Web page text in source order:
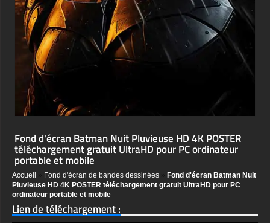
Fond d'écran Batman Nuit Pluvieuse HD 4K POSTER
téléchargement gratuit UltraHD pour PC ordinateur
portable et mobile
Accueil Fond d'écran de bandes dessinées
Fond d'écran Batman Nuit
Pluvieuse HD 4K POSTER téléchargement gratuit UltraHD pour PC
ordinateur portable et mobile
Lien de téléchargement :